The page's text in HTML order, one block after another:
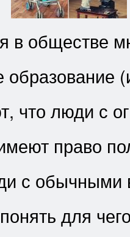
в обществе
образование
что люди с
право
с обычными
для